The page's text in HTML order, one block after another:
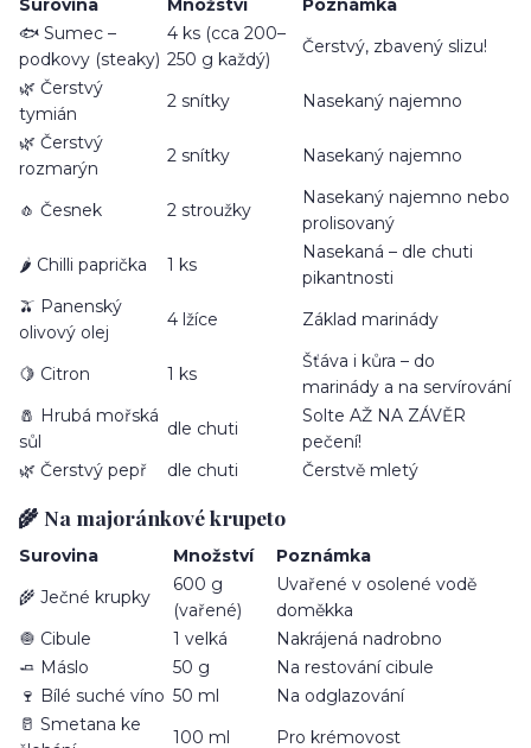
Surovina Množství
Poznámka
🐟 Sumec –
podkovy (steaky)
4 ks (cca 200–
250 g každý)
Čerstvý, zbavený slizu!
🌿 Čerstvý
tymián
2 snítky
Nasekaný najemno
🌿 Čerstvý
rozmarýn
2 snítky Nasekaný najemno
🧄 Česnek 2 stroužky
Nasekaný najemno nebo
prolisovaný
🌶️ Chilli paprička
1 ks
Nasekaná – dle chuti
pikantnosti
🫒 Panenský
olivový olej
4 lžíce Základ marinády
🍋 Citron 1 ks
Šťáva i kůra – do
marinády a na servírování
🧂 Hrubá mořská
sůl
dle chuti
Solte AŽ NA ZÁVĚR
pečení!
🌿 Čerstvý pepř
dle chuti Čerstvě mletý
🌾 Na majoránkové krupeto
Surovina Množství
Poznámka
🌾 Ječné krupky
600 g
(vařené)
Uvařené v osolené vodě
doměkka
🧅 Cibule
1 velká
Nakrájená nadrobno
🧈 Máslo
50 g
Na restování cibule
🍷 Bílé suché víno 50 ml
Na odglazování
🥛 Smetana ke
100 ml Pro krémovost